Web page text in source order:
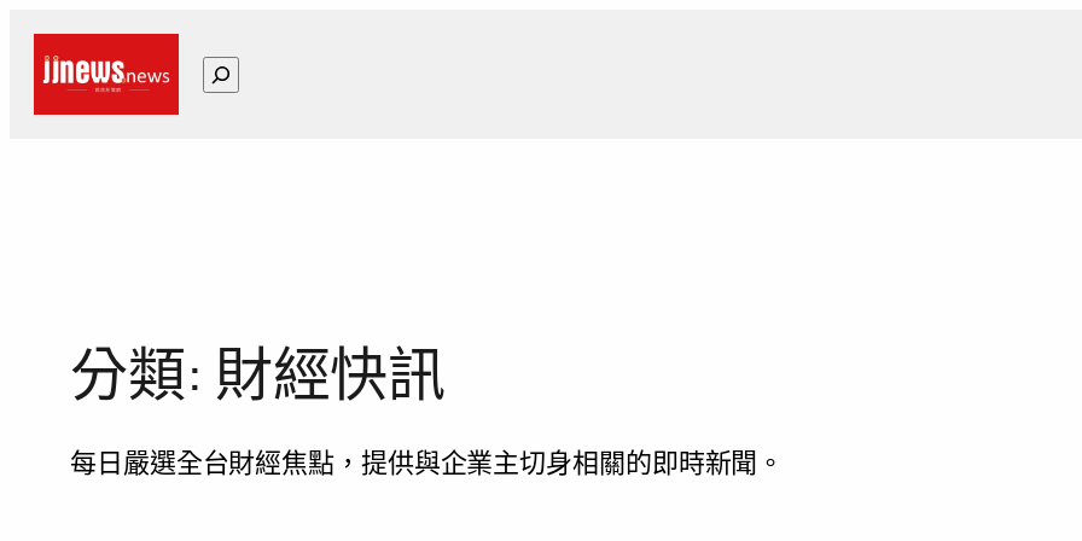
跳
搜
分類: 財經快訊
每日嚴選全台財經焦點，提供與企業主切身相關的即時新聞。